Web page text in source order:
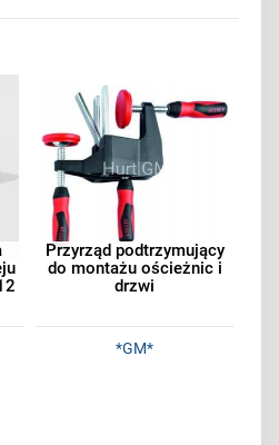
Przyrząd podtrzymujący
do montażu ościeżnic i
drzwi
*GM*